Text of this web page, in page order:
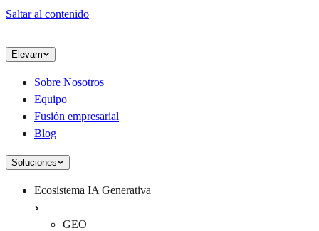
Saltar al contenido
Elevam
Sobre Nosotros
Equipo
Fusión empresarial
Blog
Soluciones
Ecosistema IA Generativa
GEO